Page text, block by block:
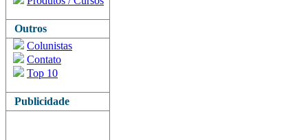
Outros
Colunistas
Contato
Top 10
Publicidade